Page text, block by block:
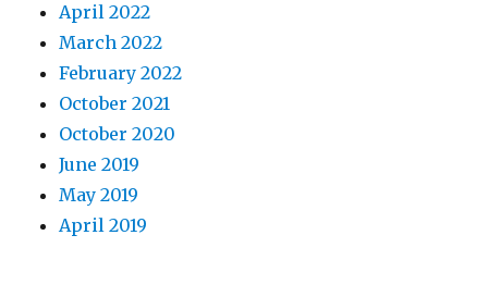
April 2022
March 2022
February 2022
October 2021
October 2020
June 2019
May 2019
April 2019